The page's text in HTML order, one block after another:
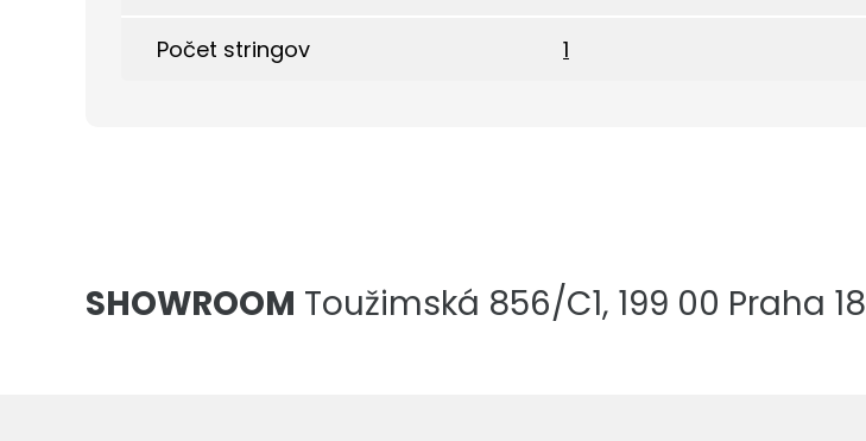
Počet stringov 1
SHOWROOM Toužimská 856/C1, 199 00 Praha 18